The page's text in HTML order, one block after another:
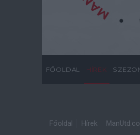
FŐOLDAL HÍREK
Főoldal Hírek